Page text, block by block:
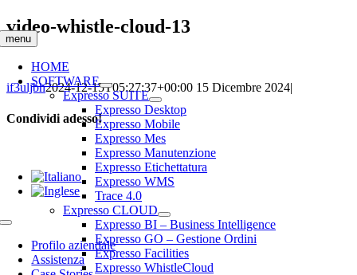
Salta
al
contenuto
menu
HOME
SOFTWARE
Expresso SUITE
Expresso Desktop
Expresso Mobile
Expresso Mes
Expresso Manutenzione
Expresso Etichettatura
Expresso WMS
Trace 4.0
Expresso CLOUD
Expresso BI – Business Intelligence
Expresso GO – Gestione Ordini
Expresso Facilities
Expresso WhistleCloud
video-whistle-cloud-13
if3uljbh2024-12-15T05:27:37+00:00 15 Dicembre 2024|
Condividi adesso!
Toggle
NavigationProfilo aziendale
Assistenza